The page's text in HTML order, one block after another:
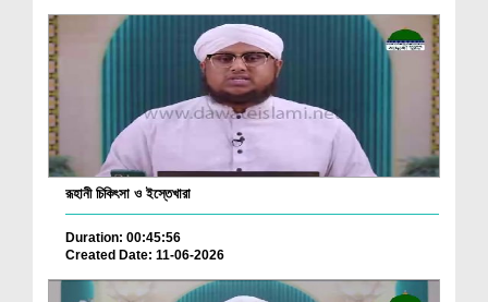
রূহানী চিকিৎসা ও ইস্তেখারা
Duration: 00:45:56
Created Date: 11-06-2026